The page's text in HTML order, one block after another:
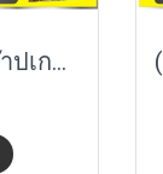
(6 ดอก/ชุด) ดอกต๊าปเกลียว STANNOX